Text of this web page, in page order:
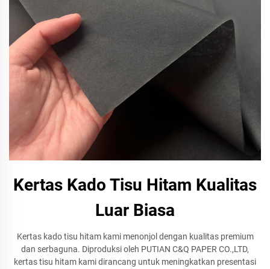
Kertas Kado Tisu Hitam Kualitas
Luar Biasa
Kertas kado tisu hitam kami menonjol dengan kualitas premium
dan serbaguna. Diproduksi oleh PUTIAN C&Q PAPER CO.,LTD,
kertas tisu hitam kami dirancang untuk meningkatkan presentasi